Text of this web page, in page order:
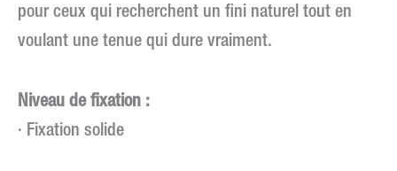
pour ceux qui recherchent un fini naturel tout en
voulant une tenue qui dure vraiment.
Niveau de fixation :
· Fixation solide